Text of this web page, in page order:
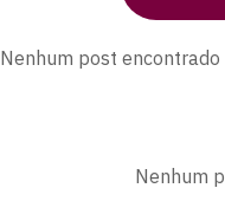
Nenhum post
Nenhum